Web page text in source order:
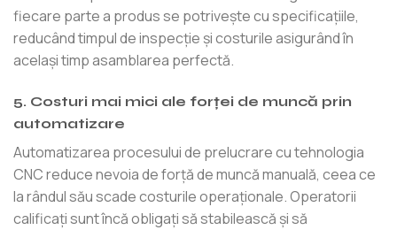
fiecare parte a produs se potrivește cu specificațiile,
reducând timpul de inspecție și costurile asigurând în
același timp asamblarea perfectă.
5. Costuri mai mici ale forței de muncă prin
automatizare
Automatizarea procesului de prelucrare cu tehnologia
CNC reduce nevoia de forță de muncă manuală, ceea ce
la rândul său scade costurile operaționale. Operatorii
calificați sunt încă obligați să stabilească și să